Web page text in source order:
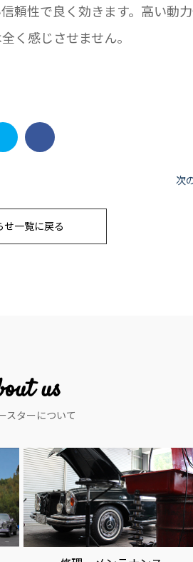
頼性で良く効きます。高い動
く感じさせません。
次
せ一覧に戻る
us
スターについて